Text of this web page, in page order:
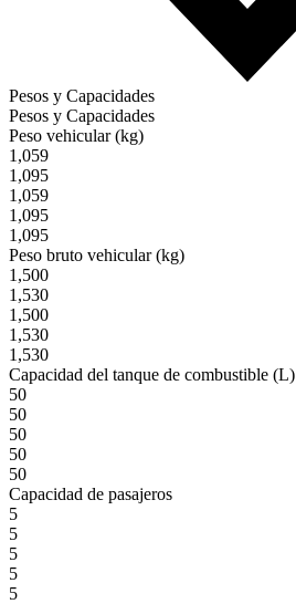
Pesos y Capacidades
Pesos y Capacidades
Peso vehicular (kg)
1,059
1,095
1,059
1,095
1,095
Peso bruto vehicular (kg)
1,500
1,530
1,500
1,530
1,530
Capacidad del tanque de combustible (L)
50
50
50
50
50
Capacidad de pasajeros
5
5
5
5
5